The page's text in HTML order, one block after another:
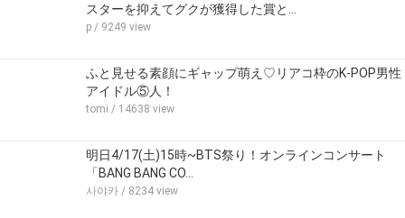
スターを抑えてグクが獲得した賞と…
p / 9249 view
ふと見せる素顔にギャップ萌え♡リアコ枠のK-POP男性
アイドル⑤人！
tomi / 14638 view
明日4/17(土)15時~BTS祭り！オンラインコンサート
「BANG BANG CO…
사야카 / 8234 view